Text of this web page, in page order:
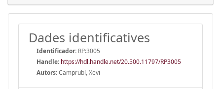
Dades identificatives
Identificador: RP:3005
Handle: https://hdl.handle.net/20.500.11797/RP3005
Autors:Camprubí, Xevi